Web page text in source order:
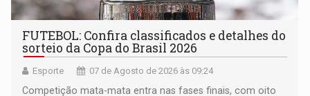
FUTEBOL: Confira classificados e detalhes do
sorteio da Copa do Brasil 2026
Esporte 07 de Agosto de 2026 às 09:24
Competição mata-mata entra nas fases finais, com oito